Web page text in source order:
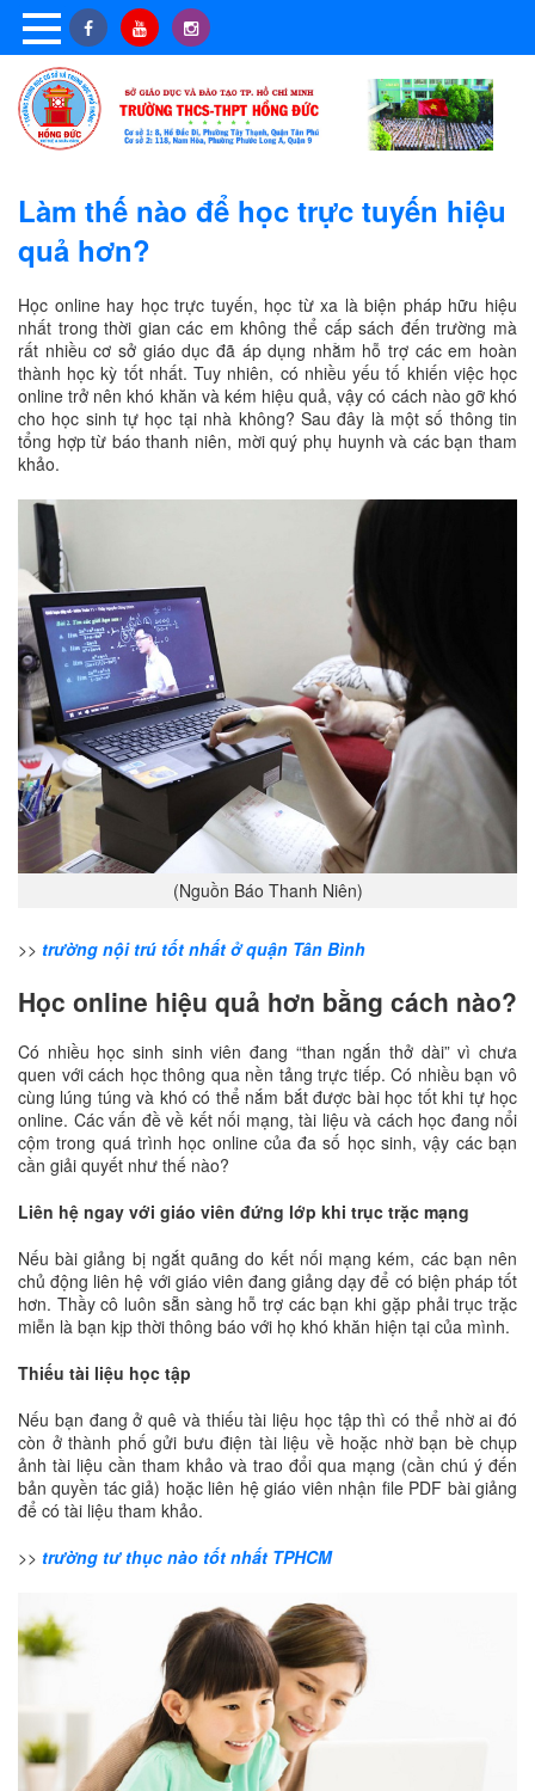
Làm thế nào để học trực tuyến hiệu
quả hơn?
Học online hay học trực tuyến, học từ xa là biện pháp hữu hiệu
nhất trong thời gian các em không thể cấp sách đến trường mà
rất nhiều cơ sở giáo dục đã áp dụng nhằm hỗ trợ các em hoàn
thành học kỳ tốt nhất. Tuy nhiên, có nhiều yếu tố khiến việc học
online trở nên khó khăn và kém hiệu quả, vậy có cách nào gỡ khó
cho học sinh tự học tại nhà không? Sau đây là một số thông tin
tổng hợp từ báo thanh niên, mời quý phụ huynh và các bạn tham
khảo.
(Nguồn Báo Thanh Niên)
>> trường nội trú tốt nhất ở quận Tân Bình
Học online hiệu quả hơn bằng cách nào?
Có nhiều học sinh sinh viên đang “than ngắn thở dài” vì chưa
quen với cách học thông qua nền tảng trực tiếp. Có nhiều bạn vô
cùng lúng túng và khó có thể nắm bắt được bài học tốt khi tự học
online. Các vấn đề về kết nối mạng, tài liệu và cách học đang nổi
cộm trong quá trình học online của đa số học sinh, vậy các bạn
cần giải quyết như thế nào?
Liên hệ ngay với giáo viên đứng lớp khi trục trặc mạng
Nếu bài giảng bị ngắt quãng do kết nối mạng kém, các bạn nên
chủ động liên hệ với giáo viên đang giảng dạy để có biện pháp tốt
hơn. Thầy cô luôn sẵn sàng hỗ trợ các bạn khi gặp phải trục trặc
miễn là bạn kịp thời thông báo với họ khó khăn hiện tại của mình.
Thiếu tài liệu học tập
Nếu bạn đang ở quê và thiếu tài liệu học tập thì có thể nhờ ai đó
còn ở thành phố gửi bưu điện tài liệu về hoặc nhờ bạn bè chụp
ảnh tài liệu cần tham khảo và trao đổi qua mạng (cần chú ý đến
bản quyền tác giả) hoặc liên hệ giáo viên nhận file PDF bài giảng
để có tài liệu tham khảo.
>> trường tư thục nào tốt nhất TPHCM